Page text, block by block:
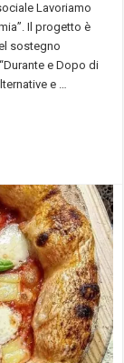
Lavoriamo
Il progetto è
sostegno
e Dopo di
e …